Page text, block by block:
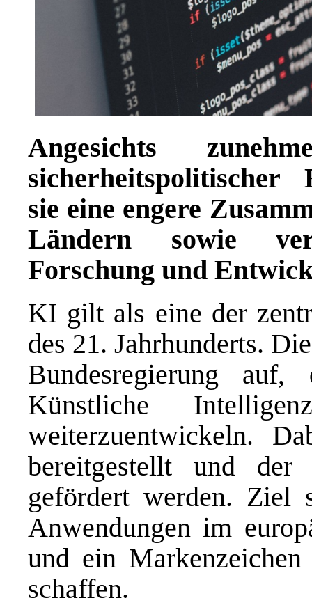
Angesichts
sicherheitspolitischer
sie eine engere
Ländern sowie
Forschung und
KI gilt als eine der
des 21. Jahrhunderts.
Bundesregierung
Künstliche
weiterzuentwickeln.
bereitgestellt und der
gefördert werden. Ziel
Anwendungen im
und ein
schaffen.